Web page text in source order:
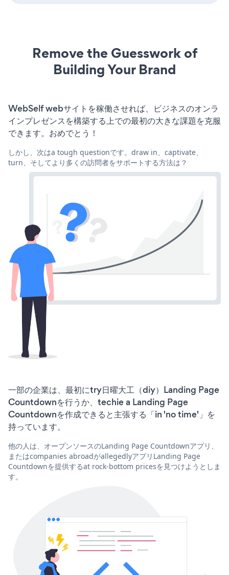
Remove the Guesswork of
Building Your Brand
WebSelf webサイトを稼働させれば、ビジネスのオンラ
インプレゼンスを構築する上での最初の大きな課題を克服
できます。おめでとう！
しかし、次はa tough questionです。draw in、captivate、
turn、そしてより多くの訪問者をサポートする方法は？
一部の企業は、最初にtry日曜大工（diy）Landing Page
Countdownを行うか、techie a Landing Page
Countdownを作成できると主張する「in 'no time'」を
持っています。
他の人は、オープンソースのLanding Page Countdownアプリ、
またはcompanies abroadがallegedlyアプリLanding Page
Countdownを提供するat rock-bottom pricesを見つけようとしま
す。